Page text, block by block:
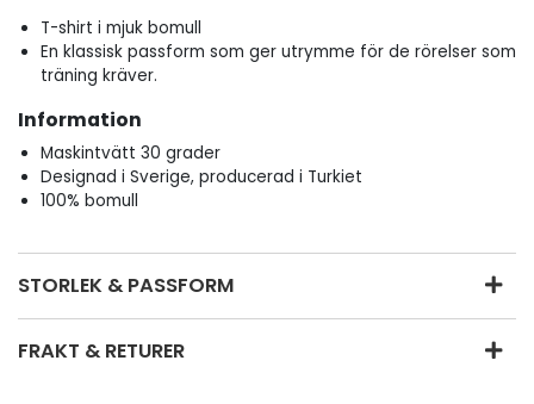
T-shirt i mjuk bomull
En klassisk passform som ger utrymme för de rörelser som
träning kräver.
Information
Maskintvätt 30 grader
Designad i Sverige, producerad i Turkiet
100% bomull
STORLEK & PASSFORM
FRAKT & RETURER